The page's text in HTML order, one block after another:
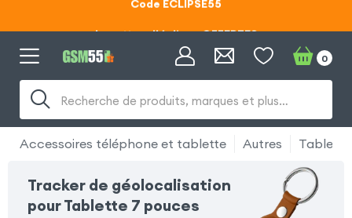
Lunettes d'éclipse OFFERTES
Code ECLIPSE55
Recherche de produits, marques et plus…
0
Accessoires téléphone et tablette Autres
Tracker de géolocalisation
pour Tablette 7 pouces